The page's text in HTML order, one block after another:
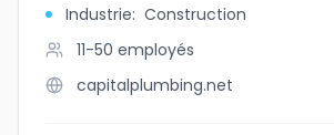
Industrie: Construction
11-50 employés
capitalplumbing.net